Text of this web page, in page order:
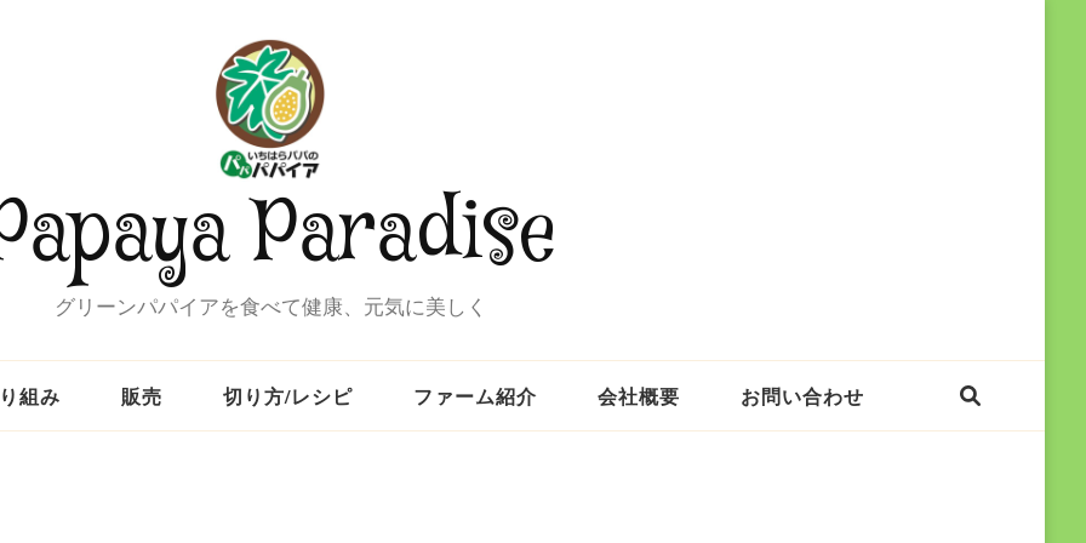
Paradise
グリーンパパイアを食べて健康、元気に美しく
組み 販売 切り方/レシピ ファーム紹介 会社概要 お問い合わせ